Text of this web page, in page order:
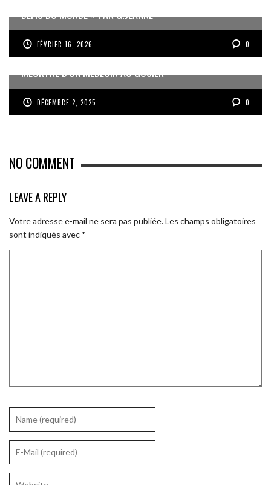
DÉFIS DU MONDE » PAR G.JEANNE
FÉVRIER 16, 2026 0
MEURTRE D’UN MÉDECIN AU GOSIER
DÉCEMBRE 2, 2025 0
NO COMMENT
LEAVE A REPLY
Votre adresse e-mail ne sera pas publiée.Les champs obligatoires
sont indiqués avec *